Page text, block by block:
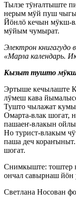
Тылзе тӱҥалтыште
нерым мӱй пуш
Йӧнлӧ кечын мӱкш-
мӱйым чумырат.
Электрон
«Марла календарь.
Кызыт тушто мӱкш
Эртыше кечылаште
лӱмеш кава
Тушто чылажат
Омарта-влак шогат,
пашаеҥ-влакын
Но турист-влакым
паша деч
шогат.
Снимкыште: тоштер
ончал савырнаш йӧн
Светлана Носован